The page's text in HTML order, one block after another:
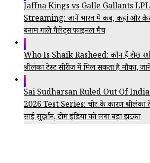
Jaffna Kings vs Galle Gallants
Streaming: जानें भारत में कब, कहां और
बनाम गाले गैलेंट्स फाइनल मैच
Who Is Shaik Rasheed: कौन हैं शेख
श्रीलंका टेस्ट सीरीज में मिल सकता है मौका,
Sai Sudharsan Ruled Out Of
2026 Test Series: चोट के कारण श्रीलंका
साई सुदर्शन, टीम इंडिया को लगा बड़ा झटका